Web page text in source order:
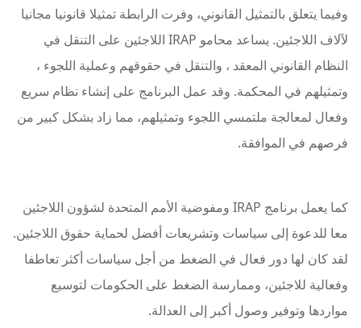
وفيما يتعلق بالتمثيل القانوني، وفرت الرابطة تمثيلا قانونيا مجانيا
لآلاف اللاجئين. يساعد محامو IRAP اللاجئين على التنقل في
النظام القانوني المعقد ، والتنقل في حقوقهم وعملية اللجوء ،
وتمثيلهم في المحكمة. وقد عمل البرنامج على إنشاء نظام سريع
وفعال لمعالجة ملتمسي اللجوء وتمثيلهم، مما زاد بشكل كبير من
فرصهم في الموافقة.
كما يعمل برنامج IRAP ومفوضية الأمم المتحدة لشؤون اللاجئين
معا للدعوة إلى سياسات وتشريعات أفضل لحماية حقوق اللاجئين.
لقد كان لها دور فعال في الضغط من أجل سياسات أكثر تعاطفا
وفعالية للاجئين، وممارسة الضغط على الحكومات لتوسيع
مواردها وتوفير وصول أكبر إلى العدالة.